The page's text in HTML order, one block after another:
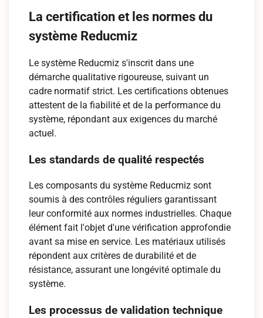
La certification et les normes du
système Reducmiz
Le système Reducmiz s'inscrit dans une
démarche qualitative rigoureuse, suivant un
cadre normatif strict. Les certifications obtenues
attestent de la fiabilité et de la performance du
système, répondant aux exigences du marché
actuel.
Les standards de qualité respectés
Les composants du système Reducmiz sont
soumis à des contrôles réguliers garantissant
leur conformité aux normes industrielles. Chaque
élément fait l'objet d'une vérification approfondie
avant sa mise en service. Les matériaux utilisés
répondent aux critères de durabilité et de
résistance, assurant une longévité optimale du
système.
Les processus de validation technique